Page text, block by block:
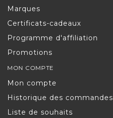
Marques
Certificats-cadeaux
Programme d'affiliation
Promotions
MON COMPTE
Mon compte
Historique des commandes
Liste de souhaits